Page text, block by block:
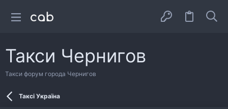
Такси Чернигов
Такси форум города Чернигов
Таксі Україна